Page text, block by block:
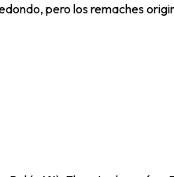
pero los remaches